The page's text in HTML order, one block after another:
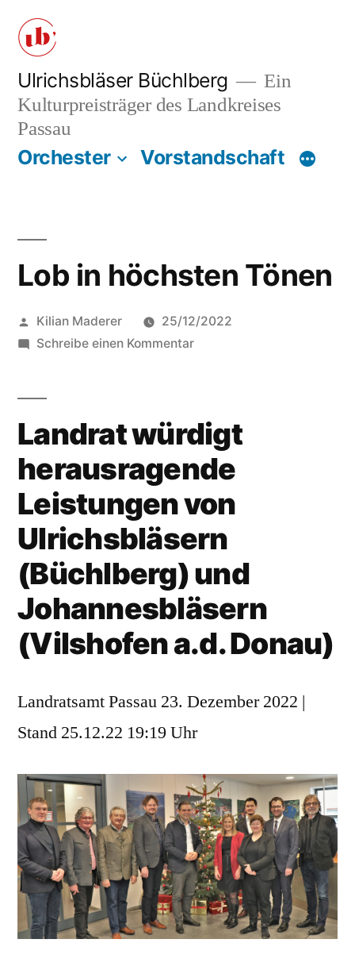
Zum
Inhalt
springen
Ulrichsbläser Büchlberg
Ein
Kulturpreisträger des Landkreises
Passau
Orchester Vorstandschaft
Lob in höchsten Tönen
Veröffentlicht
von
Kilian Maderer
25/12/2022
Schreibe einen Kommentarzu
Tönen
Landrat würdigt
herausragende
Leistungen von
Ulrichsbläsern
(Büchlberg) und
Johannesbläsern
(Vilshofen a.d. Donau)
Landratsamt Passau 23. Dezember 2022 |
Stand 25.12.22 19:19 Uhr